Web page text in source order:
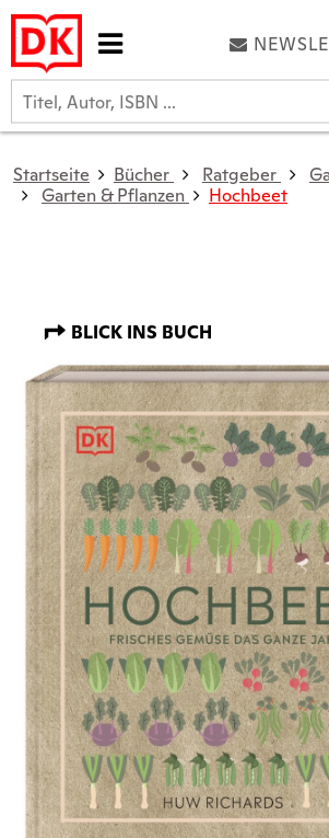
Startseite Bücher Ratgeber
Garten & Pflanzen
Hochbeet
BLICK INS BUCH